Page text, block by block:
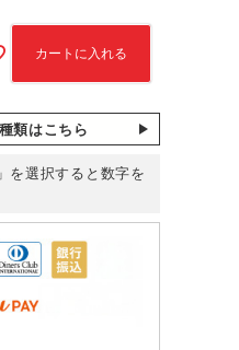
カートに入れる
類はこちら
を選択すると数字を